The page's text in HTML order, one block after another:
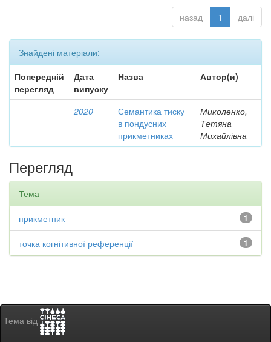
назад 1 далі
Знайдені матеріали:
Попередній
перегляд
Дата
випуску
Назва Автор(и)
2020
Семантика тиску
в пондусних
прикметниках
Миколенко,
Тетяна
Михайлівна
Перегляд
Тема
1
прикметник
1
точка когнітивної референції
Тема від